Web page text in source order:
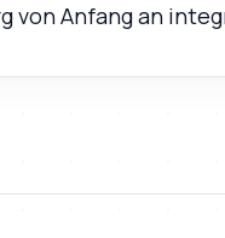
von Anfang an